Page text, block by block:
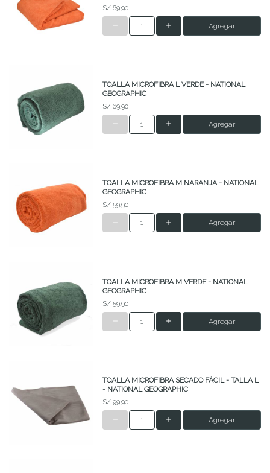
S/ 69.90
Agregar
TOALLA MICROFIBRA L VERDE - NATIONAL
GEOGRAPHIC
S/ 69.90
Agregar
TOALLA MICROFIBRA M NARANJA - NATIONAL
GEOGRAPHIC
S/ 59.90
Agregar
TOALLA MICROFIBRA M VERDE - NATIONAL
GEOGRAPHIC
S/ 59.90
Agregar
TOALLA MICROFIBRA SECADO FÁCIL - TALLA L
- NATIONAL GEOGRAPHIC
S/ 99.90
Agregar